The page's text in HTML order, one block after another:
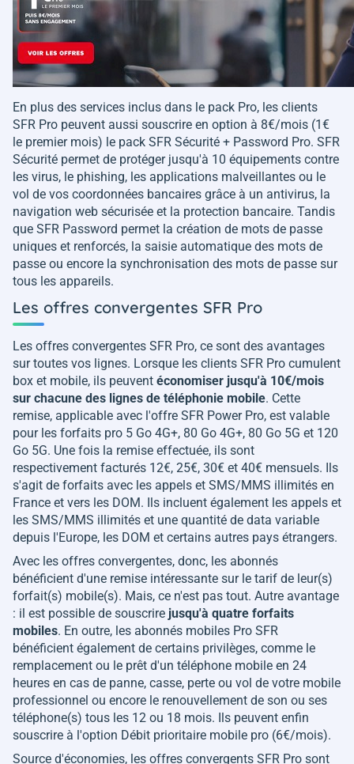
En plus des services inclus dans le pack Pro, les clients
SFR Pro peuvent aussi souscrire en option à 8€/mois (1€
le premier mois) le pack SFR Sécurité + Password Pro. SFR
Sécurité permet de protéger jusqu'à 10 équipements contre
les virus, le phishing, les applications malveillantes ou le
vol de vos coordonnées bancaires grâce à un antivirus, la
navigation web sécurisée et la protection bancaire. Tandis
que SFR Password permet la création de mots de passe
uniques et renforcés, la saisie automatique des mots de
passe ou encore la synchronisation des mots de passe sur
tous les appareils.
Les offres convergentes SFR Pro
Les offres convergentes SFR Pro, ce sont des avantages
sur toutes vos lignes. Lorsque les clients SFR Pro cumulent
box et mobile, ils peuvent économiser jusqu'à 10€/mois
sur chacune des lignes de téléphonie mobile. Cette
remise, applicable avec l'offre SFR Power Pro, est valable
pour les forfaits pro 5 Go 4G+, 80 Go 4G+, 80 Go 5G et 120
Go 5G. Une fois la remise effectuée, ils sont
respectivement facturés 12€, 25€, 30€ et 40€ mensuels. Ils
s'agit de forfaits avec les appels et SMS/MMS illimités en
France et vers les DOM. Ils incluent également les appels et
les SMS/MMS illimités et une quantité de data variable
depuis l'Europe, les DOM et certains autres pays étrangers.
Avec les offres convergentes, donc, les abonnés
bénéficient d'une remise intéressante sur le tarif de leur(s)
forfait(s) mobile(s). Mais, ce n'est pas tout. Autre avantage
: il est possible de souscrire jusqu'à quatre forfaits
mobiles. En outre, les abonnés mobiles Pro SFR
bénéficient également de certains privilèges, comme le
remplacement ou le prêt d'un téléphone mobile en 24
heures en cas de panne, casse, perte ou vol de votre mobile
professionnel ou encore le renouvellement de son ou ses
téléphone(s) tous les 12 ou 18 mois. Ils peuvent enfin
souscrire à l'option Débit prioritaire mobile pro (6€/mois).
Source d'économies, les offres convergents SFR Pro sont